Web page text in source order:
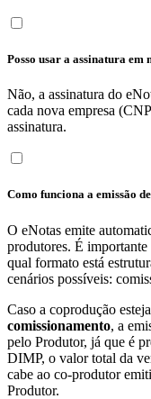
Posso usar a assinatura em
Não, a assinatura do
cada nova empresa
assinatura.
Como funciona a emissão
O eNotas emite
produtores. É
qual formato está
cenários possíveis:
Caso a coprodução
comissionamento, a
pelo Produtor, já que é
DIMP, o valor total da
cabe ao co-produtor
Produtor.